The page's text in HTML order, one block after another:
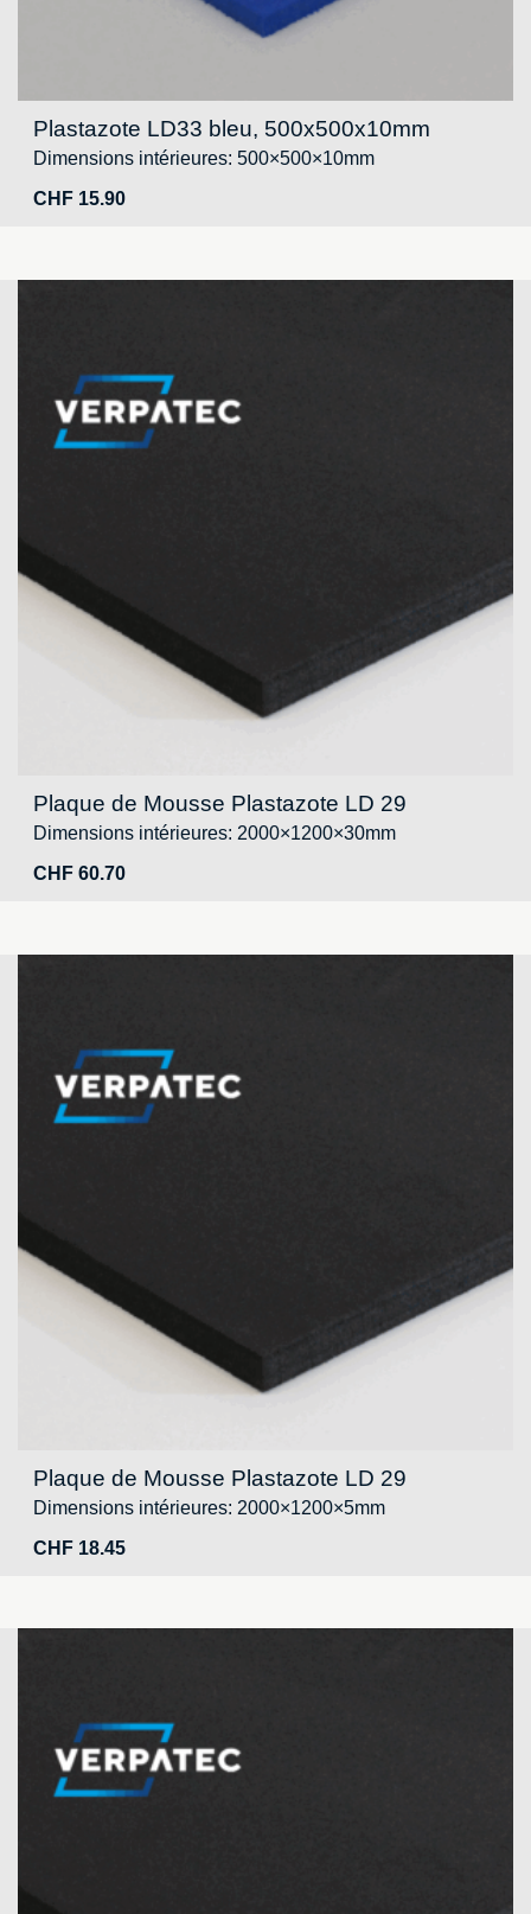
Plastazote LD33 bleu, 500x500x10mm
Dimensions intérieures: 500×500×10mm
CHF 15.90
Plaque de Mousse Plastazote LD 29
Dimensions intérieures: 2000×1200×30mm
CHF 60.70
Plaque de Mousse Plastazote LD 29
Dimensions intérieures: 2000×1200×5mm
CHF 18.45